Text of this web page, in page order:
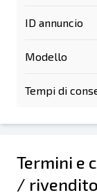
ID annuncio
Modello
Tempi di
Termini e
/